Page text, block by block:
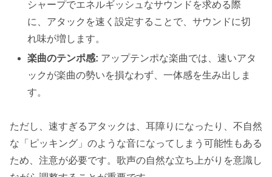
シャープでエネルギッシュなサウンドを求める際
に、アタックを速く設定することで、サウンドに切
れ味が増します。
楽曲のテンポ感: アップテンポな楽曲では、速いアタ
ックが楽曲の勢いを損なわず、一体感を生み出しま
す。
ただし、速すぎるアタックは、耳障りになったり、不自然
な「ピッキング」のような音になってしまう可能性もある
ため、注意が必要です。歌声の自然な立ち上がりを意識し